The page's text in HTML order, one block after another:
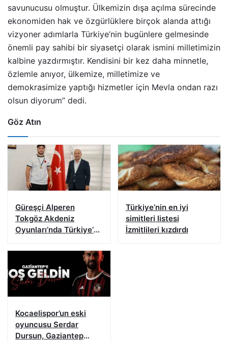
savunucusu olmuştur. Ülkemizin dışa açılma sürecinde
ekonomiden hak ve özgürlüklere birçok alanda attığı
vizyoner adımlarla Türkiye’nin bugünlere gelmesinde
önemli pay sahibi bir siyasetçi olarak ismini milletimizin
kalbine yazdırmıştır. Kendisini bir kez daha minnetle,
özlemle anıyor, ülkemize, milletimize ve
demokrasimize yaptığı hizmetler için Mevla ondan razı
olsun diyorum” dedi.
Göz Atın
Güreşçi Alperen
Tokgöz Akdeniz
Oyunları’nda Türkiye’yi
Türkiye’nin en iyi
simitleri listesi
İzmitlileri kızdırdı
Kocaelispor’un eski
oyuncusu Serdar
Dursun, Gaziantep